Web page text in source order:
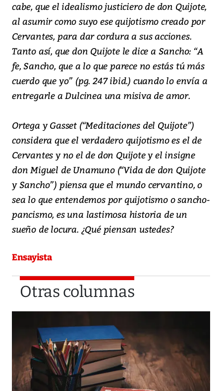
cabe, que el idealismo justiciero de don Quijote,
al asumir como suyo ese quijotismo creado por
Cervantes, para dar cordura a sus acciones.
Tanto así, que don Quijote le dice a Sancho: “A
fe, Sancho, que a lo que parece no estás tú más
cuerdo que yo” (pg. 247 ibid.) cuando lo envía a
entregarle a Dulcinea una misiva de amor.
Ortega y Gasset (“Meditaciones del Quijote”)
considera que el verdadero quijotismo es el de
Cervantes y no el de don Quijote y el insigne
don Miguel de Unamuno (“Vida de don Quijote
y Sancho”) piensa que el mundo cervantino, o
sea lo que entendemos por quijotismo o sancho-
pancismo, es una lastimosa historia de un
sueño de locura. ¿Qué piensan ustedes?
Ensayista
Otras columnas